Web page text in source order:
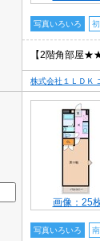
写真いろいろ
【2階角部屋
株式会社１ＬＤＫ
画像：25
写真いろいろ